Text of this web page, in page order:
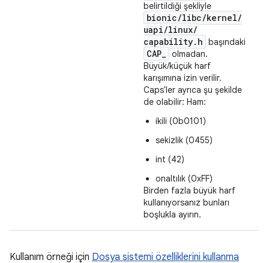
belirtildiği şekliyle
bionic/libc/kernel/
uapi/linux/
capability. h başındaki
CAP_ olmadan.
Büyük/küçük harf
karışımına izin verilir.
Caps'ler ayrıca şu şekilde
de olabilir: Ham:
ikili (0b0101)
sekizlik (0455)
int (42)
onaltılık (0xFF)
Birden fazla büyük harf
kullanıyorsanız bunları
boşlukla ayırın.
Kullanım örneği için Dosya sistemi özelliklerini kullanma